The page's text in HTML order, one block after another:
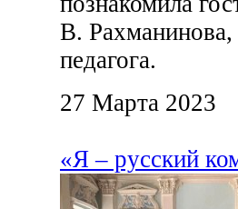
В. Рахманинова,
педагога.
27 Марта 2023
«Я – русский